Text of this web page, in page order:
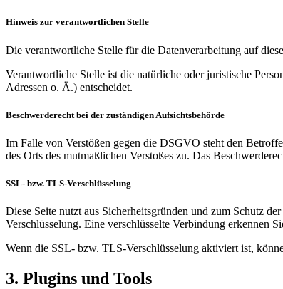
Hinweis zur verantwortlichen Stelle
Die verantwortliche Stelle für die Datenverarbeitung auf
Verantwortliche Stelle ist die natürliche oder juristische
Adressen o. Ä.) entscheidet.
Beschwerderecht bei der zuständigen Aufsichtsbehörde
Im Falle von Verstößen gegen die DSGVO steht den
des Orts des mutmaßlichen Verstoßes zu. Das
SSL- bzw. TLS-Verschlüsselung
Diese Seite nutzt aus Sicherheitsgründen und zum Schutz
Verschlüsselung. Eine verschlüsselte Verbindung erkennen
Wenn die SSL- bzw. TLS-Verschlüsselung aktiviert ist,
3. Plugins und Tools